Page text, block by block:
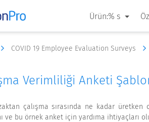
Ürün:% s
COVID 19 Employee Evaluation Surveys
Verimliliği Anketi
uzaktan çalışma sırasında ne kadar
ve bu örnek anket için yardıma ihtiyaçları